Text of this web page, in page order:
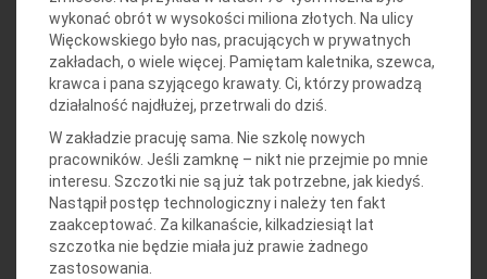
wykonać obrót w wysokości miliona złotych. Na ulicy
Więckowskiego było nas, pracujących w prywatnych
zakładach, o wiele więcej. Pamiętam kaletnika, szewca,
krawca i pana szyjącego krawaty. Ci, którzy prowadzą
działalność najdłużej, przetrwali do dziś.
W zakładzie pracuję sama. Nie szkolę nowych
pracowników. Jeśli zamknę – nikt nie przejmie po mnie
interesu. Szczotki nie są już tak potrzebne, jak kiedyś.
Nastąpił postęp technologiczny i należy ten fakt
zaakceptować. Za kilkanaście, kilkadziesiąt lat
szczotka nie będzie miała już prawie żadnego
zastosowania.